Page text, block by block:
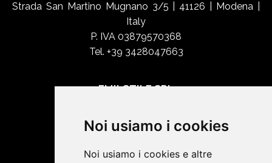
Noi usiamo i cookies
Noi usiamo i cookies e altre
Strada San Martino Mugnano 3/5 | 41126 | Modena |
Italy
P. IVA 03879570368
Tel. +39 3428047663
EMILSTILE SRL
Shop Online